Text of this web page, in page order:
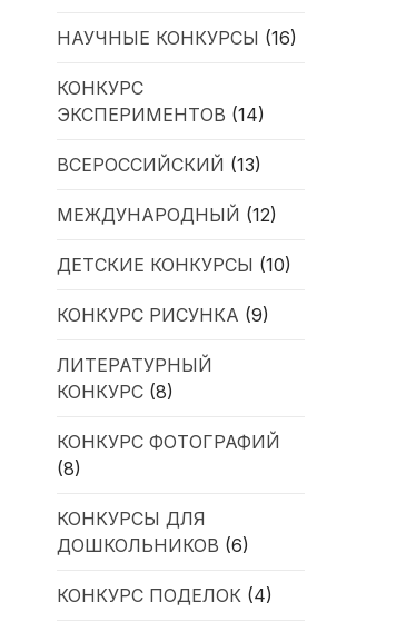
НАУЧНЫЕ КОНКУРСЫ (16)
КОНКУРС
ЭКСПЕРИМЕНТОВ (14)
ВСЕРОССИЙСКИЙ (13)
МЕЖДУНАРОДНЫЙ (12)
ДЕТСКИЕ КОНКУРСЫ (10)
КОНКУРС РИСУНКА (9)
ЛИТЕРАТУРНЫЙ
КОНКУРС (8)
КОНКУРС ФОТОГРАФИЙ
(8)
КОНКУРСЫ ДЛЯ
ДОШКОЛЬНИКОВ (6)
КОНКУРС ПОДЕЛОК (4)